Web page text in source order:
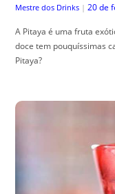
Mestre dos Drinks | 20 de
A Pitaya é uma fruta
doce tem pouquíssimas
Pitaya?